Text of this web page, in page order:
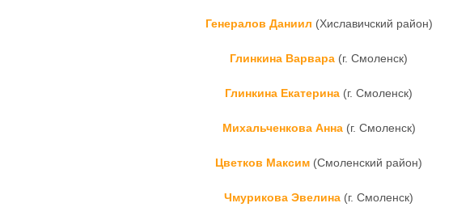
Генералов Даниил (Хиславичский район)
Глинкина Варвара (г. Смоленск)
Глинкина Екатерина (г. Смоленск)
Михальченкова Анна(г. Смоленск)
Цветков Максим (Смоленский район)
Чмурикова Эвелина (г. Смоленск)